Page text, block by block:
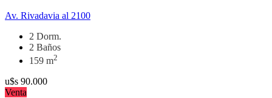
Av. Rivadavia al 2100
2 Dorm.
2 Baños
159 m2
u$s 90.000
Venta